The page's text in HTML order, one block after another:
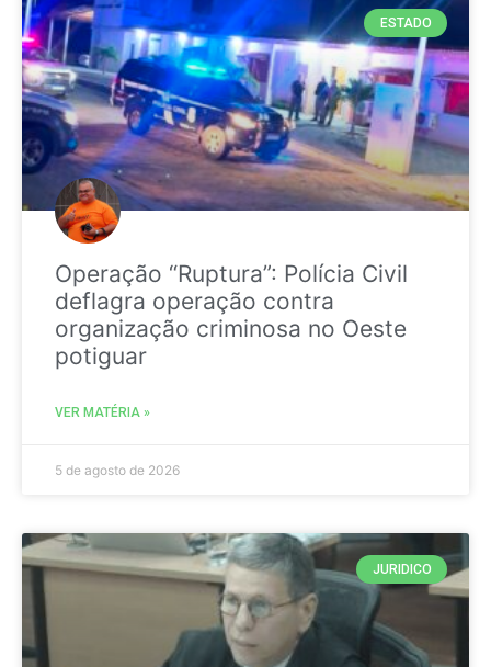
ESTADO
Operação “Ruptura”: Polícia Civil
deflagra operação contra
organização criminosa no Oeste
potiguar
VER MATÉRIA »
5 de agosto de 2026
JURIDICO